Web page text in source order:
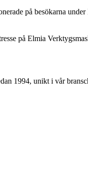
på besökarna
på Elmia
1994, unikt i vår